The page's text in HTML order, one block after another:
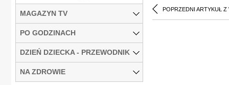
POPRZEDNI ARTYKUŁ Z
MAGAZYN TV
PO GODZINACH
DZIEŃ DZIECKA - PRZEWODNIK
NA ZDROWIE